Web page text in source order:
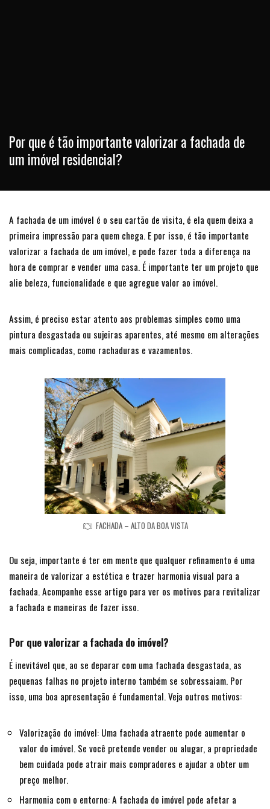
Por que é tão importante valorizar a fachada de
um imóvel residencial?
A fachada de um imóvel é o seu cartão de visita, é ela quem deixa a
primeira impressão para quem chega. E por isso, é tão importante
valorizar a fachada de um imóvel, e pode fazer toda a diferença na
hora de comprar e vender uma casa. É importante ter um projeto que
alie beleza, funcionalidade e que agregue valor ao imóvel.
Assim, é preciso estar atento aos problemas simples como uma
pintura desgastada ou sujeiras aparentes, até mesmo em alterações
mais complicadas, como rachaduras e vazamentos.
FACHADA – ALTO DA BOA VISTA
Ou seja, importante é ter em mente que qualquer refinamento é uma
maneira de valorizar a estética e trazer harmonia visual para a
fachada. Acompanhe esse artigo para ver os motivos para revitalizar
a fachada e maneiras de fazer isso.
Por que valorizar a fachada do imóvel?
É inevitável que, ao se deparar com uma fachada desgastada, as
pequenas falhas no projeto interno também se sobressaiam. Por
isso, uma boa apresentação é fundamental. Veja outros motivos:
Valorização do imóvel: Uma fachada atraente pode aumentar o
valor do imóvel. Se você pretende vender ou alugar, a propriedade
bem cuidada pode atrair mais compradores e ajudar a obter um
preço melhor.
Harmonia com o entorno: A fachada do imóvel pode afetar a